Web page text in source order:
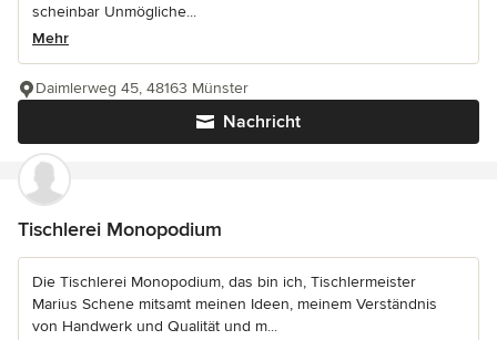
scheinbar Unmögliche...
Mehr
Nachricht
Daimlerweg 45, 48163 Münster
Tischlerei Monopodium
Die Tischlerei Monopodium, das bin ich, Tischlermeister
Marius Schene mitsamt meinen Ideen, meinem Verständnis
von Handwerk und Qualität und m...